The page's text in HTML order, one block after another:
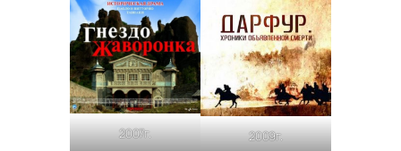
2007г. 2009г.